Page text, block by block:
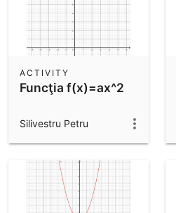
Funcţia f(x)=ax^2
ACTIVITY
Silivestru Petru